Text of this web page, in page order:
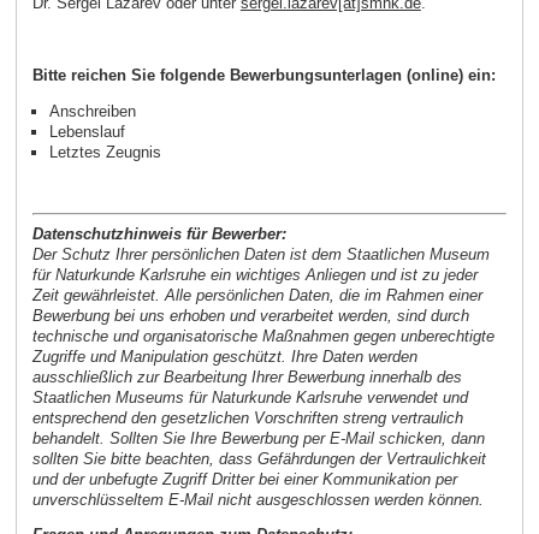
Bitte reichen Sie folgende Bewerbungsunterlagen (online) ein:
Anschreiben
Lebenslauf
Letztes Zeugnis
Datenschutzhinweis für Bewerber:
Der Schutz Ihrer persönlichen Daten ist dem Staatlichen Museum
für Naturkunde Karlsruhe ein wichtiges Anliegen und ist zu jeder
Zeit gewährleistet. Alle persönlichen Daten, die im Rahmen einer
Bewerbung bei uns erhoben und verarbeitet werden, sind durch
technische und organisatorische Maßnahmen gegen unberechtigte
Zugriffe und Manipulation geschützt. Ihre Daten werden
ausschließlich zur Bearbeitung Ihrer Bewerbung innerhalb des
Staatlichen Museums für Naturkunde Karlsruhe verwendet und
entsprechend den gesetzlichen Vorschriften streng vertraulich
behandelt. Sollten Sie Ihre Bewerbung per E-Mail schicken, dann
sollten Sie bitte beachten, dass Gefährdungen der Vertraulichkeit
und der unbefugte Zugriff Dritter bei einer Kommunikation per
unverschlüsseltem E-Mail nicht ausgeschlossen werden können.